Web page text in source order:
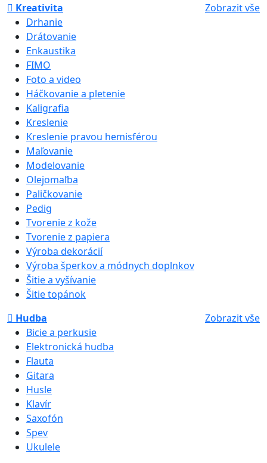
Kreativita
Zobrazit vše
Drhanie
Drátovanie
Enkaustika
FIMO
Foto a video
Háčkovanie a pletenie
Kaligrafia
Kreslenie
Kreslenie pravou hemisférou
Maľovanie
Modelovanie
Olejomaľba
Paličkovanie
Pedig
Tvorenie z kože
Tvorenie z papiera
Výroba dekorácií
Výroba šperkov a módnych doplnkov
Šitie a vyšívanie
Šitie topánok
Hudba
Zobrazit vše
Bicie a perkusie
Elektronická hudba
Flauta
Gitara
Husle
Klavír
Saxofón
Spev
Ukulele